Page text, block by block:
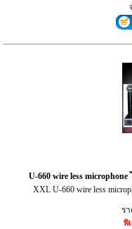
U-660 wire less
XXL U-660 wire less
ร
พิ